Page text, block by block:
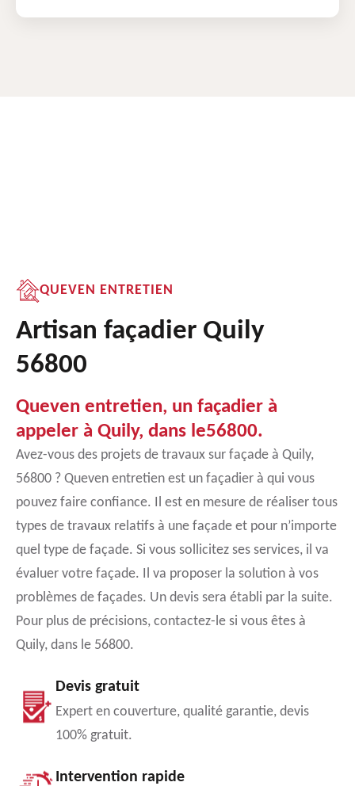
QUEVEN ENTRETIEN
Artisan façadier Quily
56800
Queven entretien, un façadier à
appeler à Quily, dans le56800.
Avez-vous des projets de travaux sur façade à Quily,
56800 ? Queven entretien est un façadier à qui vous
pouvez faire confiance. Il est en mesure de réaliser tous
types de travaux relatifs à une façade et pour n’importe
quel type de façade. Si vous sollicitez ses services, il va
évaluer votre façade. Il va proposer la solution à vos
problèmes de façades. Un devis sera établi par la suite.
Pour plus de précisions, contactez-le si vous êtes à
Quily, dans le 56800.
Devis gratuit
Expert en couverture, qualité garantie, devis
100% gratuit.
Intervention rapide